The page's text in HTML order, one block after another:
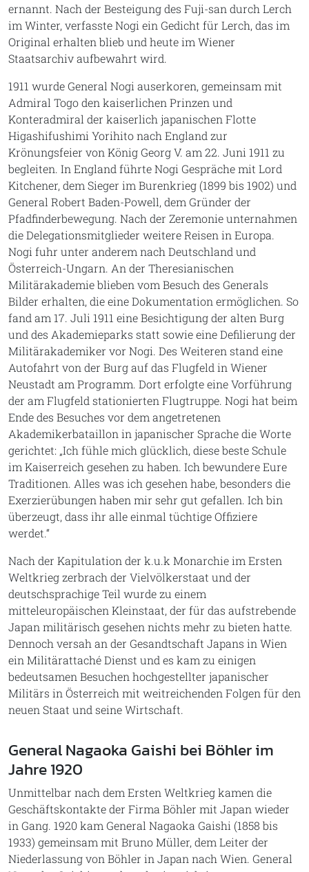
ernannt. Nach der Besteigung des Fuji-san durch Lerch
im Winter, verfasste Nogi ein Gedicht für Lerch, das im
Original erhalten blieb und heute im Wiener
Staatsarchiv aufbewahrt wird.
1911 wurde General Nogi auserkoren, gemeinsam mit
Admiral Togo den kaiserlichen Prinzen und
Konteradmiral der kaiserlich japanischen Flotte
Higashifushimi Yorihito nach England zur
Krönungsfeier von König Georg V. am 22. Juni 1911 zu
begleiten. In England führte Nogi Gespräche mit Lord
Kitchener, dem Sieger im Burenkrieg (1899 bis 1902) und
General Robert Baden-Powell, dem Gründer der
Pfadfinderbewegung. Nach der Zeremonie unternahmen
die Delegationsmitglieder weitere Reisen in Europa.
Nogi fuhr unter anderem nach Deutschland und
Österreich-Ungarn. An der Theresianischen
Militärakademie blieben vom Besuch des Generals
Bilder erhalten, die eine Dokumentation ermöglichen. So
fand am 17. Juli 1911 eine Besichtigung der alten Burg
und des Akademieparks statt sowie eine Defilierung der
Militärakademiker vor Nogi. Des Weiteren stand eine
Autofahrt von der Burg auf das Flugfeld in Wiener
Neustadt am Programm. Dort erfolgte eine Vorführung
der am Flugfeld stationierten Flugtruppe. Nogi hat beim
Ende des Besuches vor dem angetretenen
Akademikerbataillon in japanischer Sprache die Worte
gerichtet: „Ich fühle mich glücklich, diese beste Schule
im Kaiserreich gesehen zu haben. Ich bewundere Eure
Traditionen. Alles was ich gesehen habe, besonders die
Exerzierübungen haben mir sehr gut gefallen. Ich bin
überzeugt, dass ihr alle einmal tüchtige Offiziere
werdet.“
Nach der Kapitulation der k.u.k Monarchie im Ersten
Weltkrieg zerbrach der Vielvölkerstaat und der
deutschsprachige Teil wurde zu einem
mitteleuropäischen Kleinstaat, der für das aufstrebende
Japan militärisch gesehen nichts mehr zu bieten hatte.
Dennoch versah an der Gesandtschaft Japans in Wien
ein Militärattaché Dienst und es kam zu einigen
bedeutsamen Besuchen hochgestellter japanischer
Militärs in Österreich mit weitreichenden Folgen für den
neuen Staat und seine Wirtschaft.
General Nagaoka Gaishi bei Böhler im
Jahre 1920
Unmittelbar nach dem Ersten Weltkrieg kamen die
Geschäftskontakte der Firma Böhler mit Japan wieder
in Gang. 1920 kam General Nagaoka Gaishi (1858 bis
1933) gemeinsam mit Bruno Müller, dem Leiter der
Niederlassung von Böhler in Japan nach Wien. General